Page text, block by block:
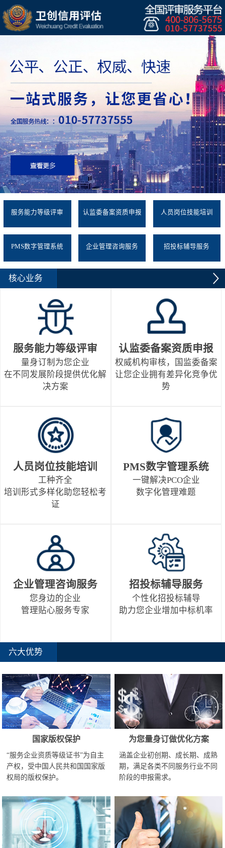
服务能力等级评审 认监委备案资质申报 人员岗位技能培训
PMS数字管理系统 企业管理咨询服务 招投标辅导服务
核心业务
服务能力等级评审
量身订制为您企业
在不同发展阶段提供优化解
决方案
认监委备案资质申报
权威机构审核，国监委备案
让您企业拥有差异化竞争优
势
人员岗位技能培训
工种齐全
培训形式多样化助您轻松考
证
PMS数字管理系统
一键解决PCO企业
数字化管理难题
企业管理咨询服务
您身边的企业
管理贴心服务专家
招投标辅导服务
个性化招投标辅导
助力您企业增加中标机率
六大优势
国家版权保护
“服务企业资质等级证书”为自主
产权，受中国人民共和国国家版
权局的版权保护。
为您量身订做优化方案
涵盖企业初创期、成长期、成熟
期，满足各类不同服务行业不同
阶段的申报需求。